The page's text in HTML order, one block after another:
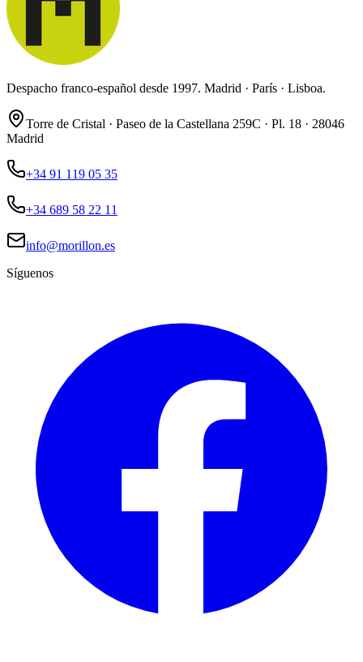
Despacho franco-español desde 1997. Madrid · París · Lisboa.
Torre de Cristal · Paseo de la Castellana 259C · Pl. 18 · 28046
Madrid
+34 91 119 05 35
+34 689 58 22 11
info@morillon.es
Síguenos